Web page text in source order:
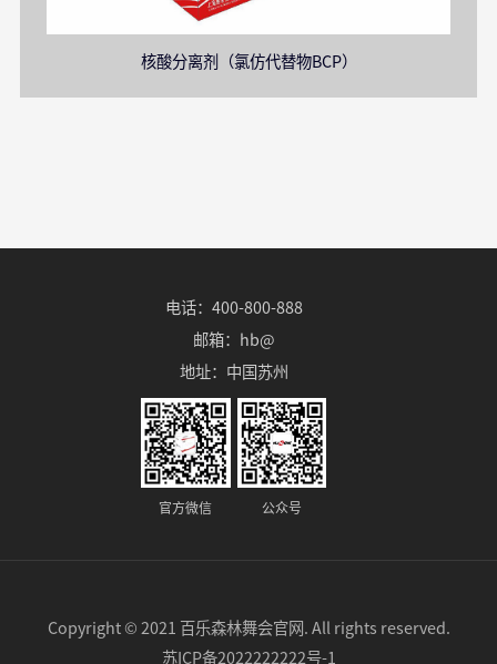
核酸分离剂（氯仿代替物BCP）
电话：400-800-888
邮箱：hb@
地址：中国苏州
官方微信 公众号
Copyright © 2021 百乐森林舞会官网. All rights reserved.
苏ICP备2022222222号-1